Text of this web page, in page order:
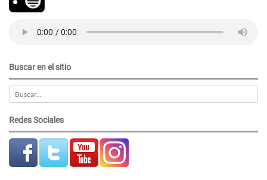
Buscar en el sitio
Redes Sociales